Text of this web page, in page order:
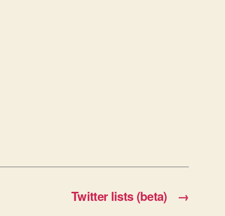
→
Twitter lists (beta)